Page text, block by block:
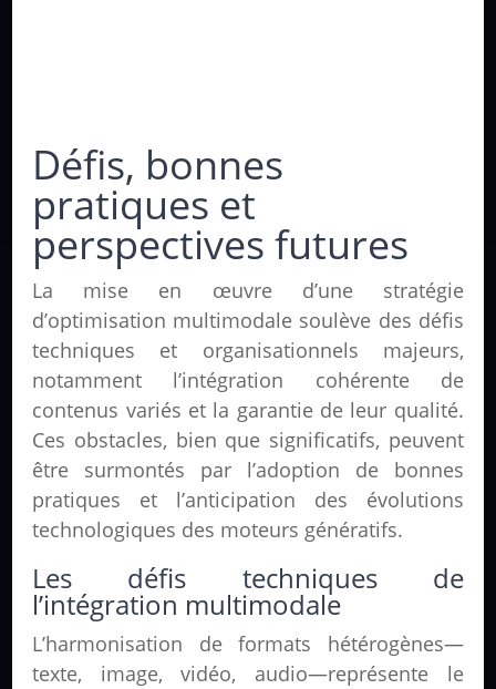
Défis, bonnes
pratiques et
perspectives futures
La mise en œuvre d’une stratégie
d’optimisation multimodale soulève des défis
techniques et organisationnels majeurs,
notamment l’intégration cohérente de
contenus variés et la garantie de leur qualité.
Ces obstacles, bien que significatifs, peuvent
être surmontés par l’adoption de bonnes
pratiques et l’anticipation des évolutions
technologiques des moteurs génératifs.
Les défis techniques de
l’intégration multimodale
L’harmonisation de formats hétérogènes—
texte, image, vidéo, audio—représente le